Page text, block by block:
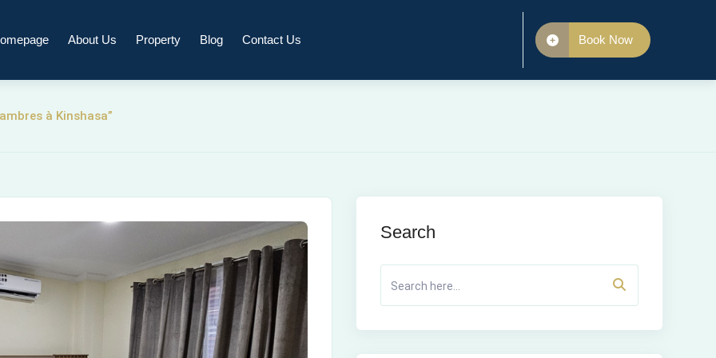
About Us Property Blog Contact Us Book Now
à Kinshasa”
Search